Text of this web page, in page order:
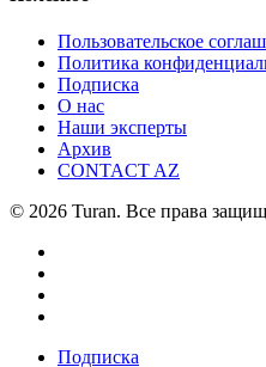
Пользовательское
Политика
Подписка
О нас
Наши эксперты
Архив
CONTACT AZ
© 2026 Turan. Все права
Подписка